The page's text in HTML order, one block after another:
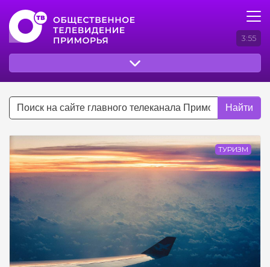
3:55
Найти
ТУРИЗМ